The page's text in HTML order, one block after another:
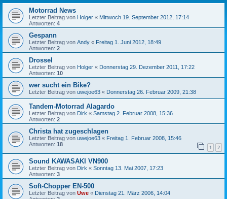
Motorrad News
Letzter Beitrag von Holger « Mittwoch 19. September 2012, 17:14
Antworten: 4
Gespann
Letzter Beitrag von Andy « Freitag 1. Juni 2012, 18:49
Antworten: 2
Drossel
Letzter Beitrag von Holger « Donnerstag 29. Dezember 2011, 17:22
Antworten: 10
wer sucht ein Bike?
Letzter Beitrag von uwejoe63 « Donnerstag 26. Februar 2009, 21:38
Tandem-Motorrad Alagardo
Letzter Beitrag von Dirk « Samstag 2. Februar 2008, 15:36
Antworten: 2
Christa hat zugeschlagen
Letzter Beitrag von uwejoe63 « Freitag 1. Februar 2008, 15:46
Antworten: 18 1 2
Sound KAWASAKI VN900
Letzter Beitrag von Dirk « Sonntag 13. Mai 2007, 17:23
Antworten: 3
Soft-Chopper EN-500
Letzter Beitrag von Uwe « Dienstag 21. März 2006, 14:04